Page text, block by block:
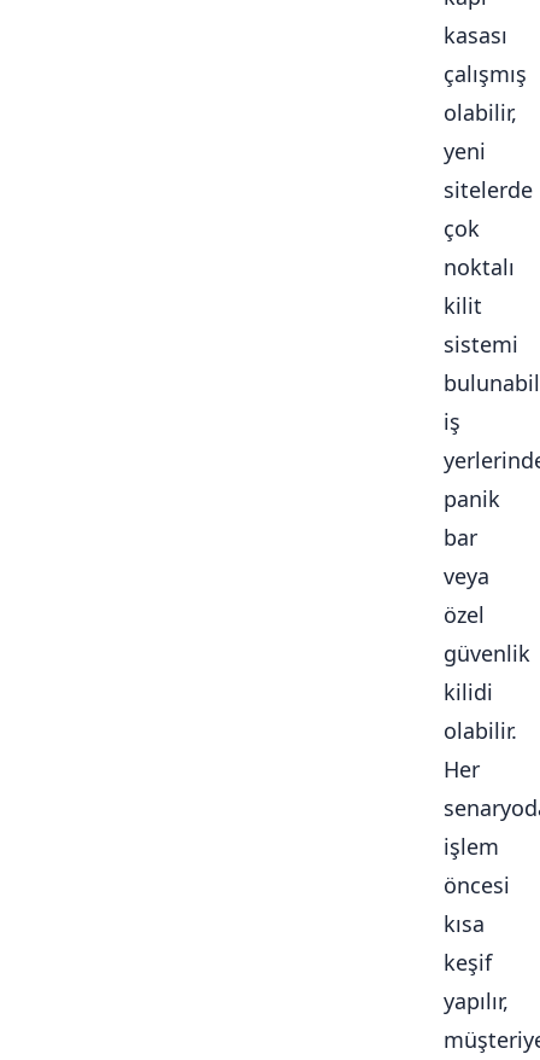
kasası
çalışmış
olabilir,
yeni
sitelerde
çok
noktalı
kilit
sistemi
iş
panik
bar
veya
özel
güvenlik
kilidi
olabilir.
Her
işlem
öncesi
kısa
keşif
yapılır,